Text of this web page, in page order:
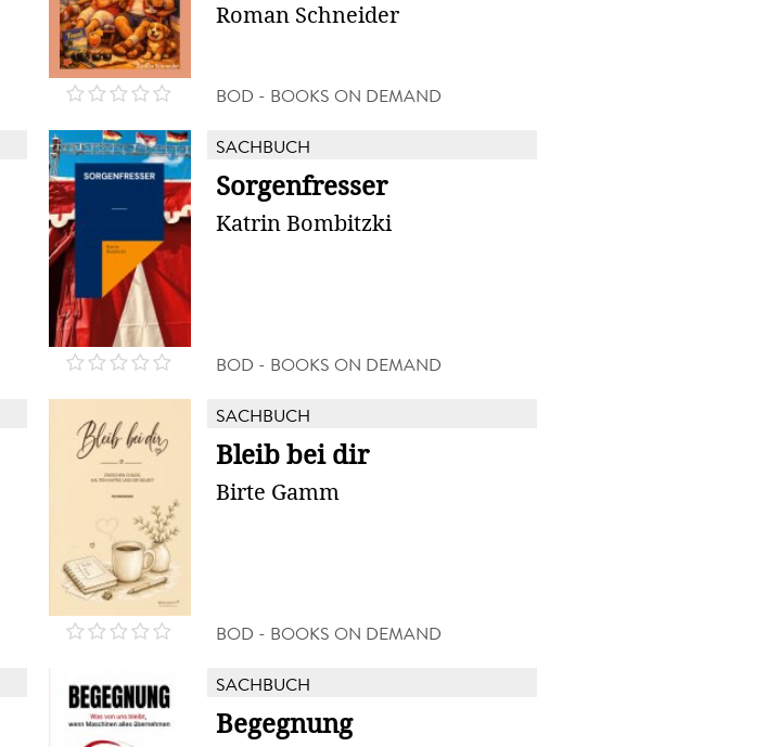
Roman Schneider
BOD - BOOKS ON DEMAND
SACHBUCH
Sorgenfresser
Katrin Bombitzki
BOD - BOOKS ON DEMAND
SACHBUCH
Bleib bei dir
Birte Gamm
BOD - BOOKS ON DEMAND
SACHBUCH
Begegnung